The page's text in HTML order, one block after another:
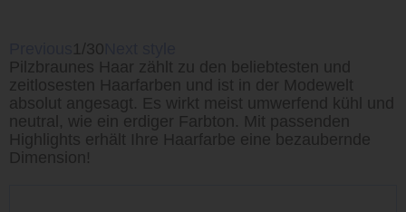
1/30
Pilzbraunes Haar zählt zu den beliebtesten und
zeitlosesten Haarfarben und ist in der Modewelt
absolut angesagt. Es wirkt meist umwerfend kühl und
neutral, wie ein erdiger Farbton. Mit passenden
Highlights erhält Ihre Haarfarbe eine bezaubernde
Dimension!